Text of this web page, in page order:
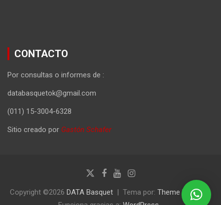
CONTACTO
Por consultas o informes de :
databasquetok@gmail.com
(011) 15-3004-6328
Sitio creado por Gastón Schafer
Copyright ©2026 DATA Basquet Tema por: Theme Horse